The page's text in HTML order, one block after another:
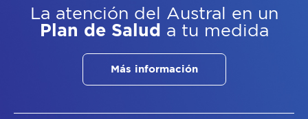
La atención del Austral
en un
Plan de Salud a tu medida
Más información